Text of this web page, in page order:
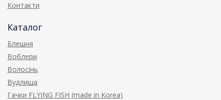
Контакти
Каталог
Блешня
Воблери
Волосінь
Вудлища
Гачки FLYING FISH (made in Korea)